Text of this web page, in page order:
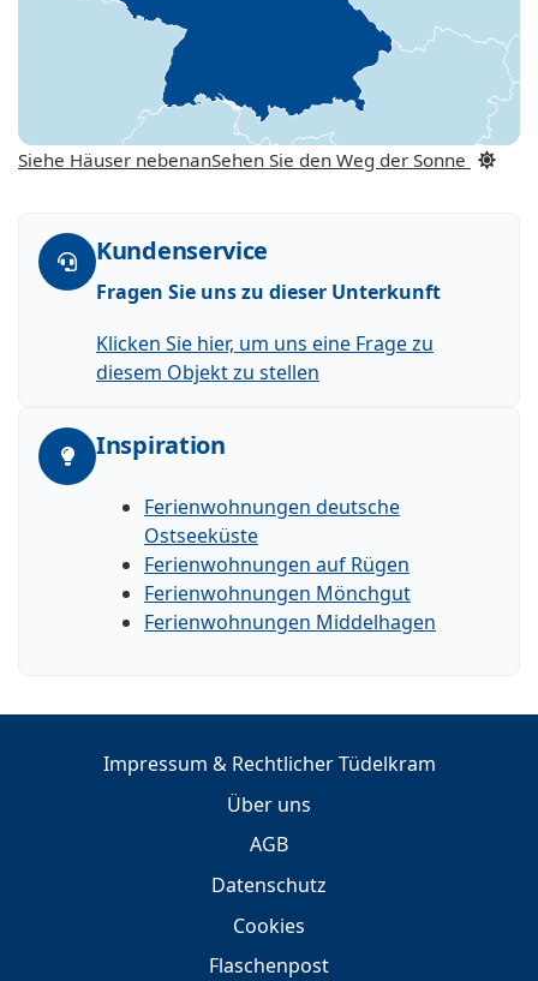
Siehe Häuser nebenanSehen Sie den Weg der Sonne
Kundenservice
Fragen Sie uns zu dieser Unterkunft
Klicken Sie hier, um uns eine Frage zu
diesem Objekt zu stellen
Inspiration
Ferienwohnungen deutsche
Ostseeküste
Ferienwohnungen auf Rügen
Ferienwohnungen Mönchgut
Ferienwohnungen Middelhagen
Impressum & Rechtlicher Tüdelkram
Über uns
AGB
Datenschutz
Cookies
Flaschenpost